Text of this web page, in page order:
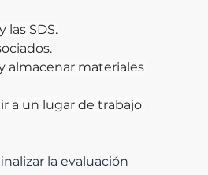
las SDS.
almacenar materiales
a un lugar de trabajo
la evaluación